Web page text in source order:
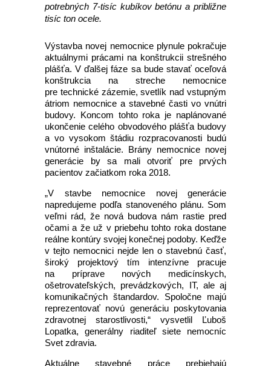
potrebných 7-tisíc kubíkov betónu a približne
tisíc ton ocele.
Výstavba novej nemocnice plynule pokračuje
aktuálnymi prácami na konštrukcii strešného
plášťa. V ďalšej fáze sa bude stavať oceľová
konštrukcia na streche nemocnice
pre technické zázemie, svetlík nad vstupným
átriom nemocnice a stavebné časti vo vnútri
budovy. Koncom tohto roka je naplánované
ukončenie celého obvodového plášťa budovy
a vo vysokom štádiu rozpracovanosti budú
vnútorné inštalácie. Brány nemocnice novej
generácie by sa mali otvoriť pre prvých
pacientov začiatkom roka 2018.
„V stavbe nemocnice novej generácie
napredujeme podľa stanoveného plánu. Som
veľmi rád, že nová budova nám rastie pred
očami a že už v priebehu tohto roka dostane
reálne kontúry svojej konečnej podoby. Keďže
v tejto nemocnici nejde len o stavebnú časť,
široký projektový tím intenzívne pracuje
na príprave nových medicínskych,
ošetrovateľských, prevádzkových, IT, ale aj
komunikačných štandardov. Spoločne majú
reprezentovať novú generáciu poskytovania
zdravotnej starostlivosti,“ vysvetlil Ľuboš
Lopatka, generálny riaditeľ siete nemocníc
Svet zdravia.
Aktuálne stavebné práce prebiehajú